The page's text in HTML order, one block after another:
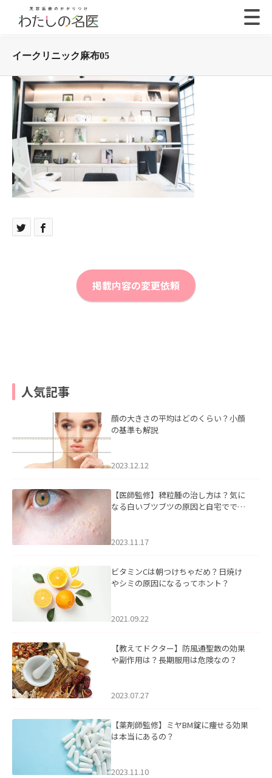
イークリニック麻布05
掲載内容の変更依頼
人気記事
顔の大きさの平均はどのくらい？小顔
の基準も解説
2023.12.12
【医師監修】稗粒腫の治し方は？気に
なる白いブツブツの原因と自宅ででき
2023.11.17
ビタミンCは朝つけちゃだめ？日焼け
やシミの原因になるってホント？
2021.09.22
【教えてドクター】防風通聖散の効果
や副作用は？長期服用は危険なの？
2023.07.27
【薬剤師監修】ミヤBM錠に痩せる効果
は本当にあるの？
2023.11.10